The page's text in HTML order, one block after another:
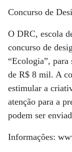
Concurso de
O DRC, escola
concurso de
“Ecologia”, para
de R$ 8 mil. A
estimular a
atenção para a
podem ser
Informações: